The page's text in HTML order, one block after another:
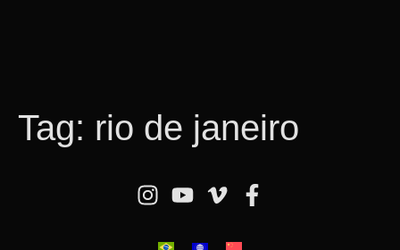
Tag: rio de janeiro